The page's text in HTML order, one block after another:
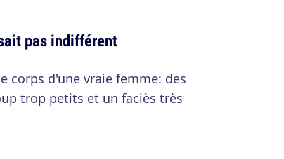
pas indifférent
corps d'une vraie femme: des
trop petits et un faciès très